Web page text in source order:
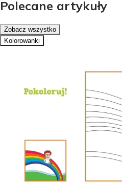
Polecane artykuły
Zobacz wszystko
Kolorowanki